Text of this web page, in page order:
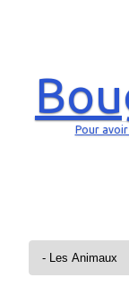
Pour
Aller au contenu